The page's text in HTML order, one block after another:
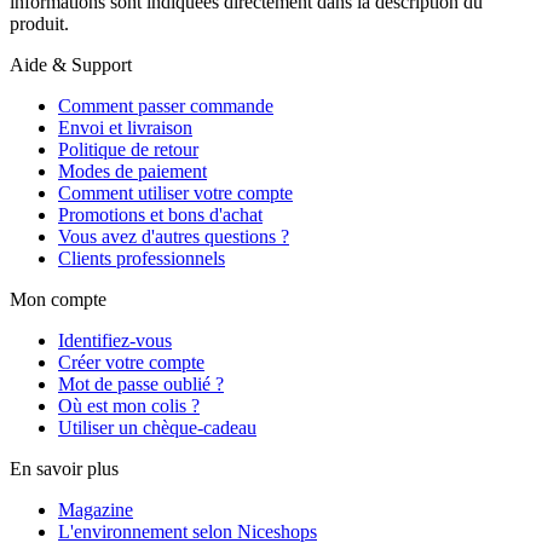
produit.
Aide & Support
Comment passer commande
Envoi et livraison
Politique de retour
Modes de paiement
Comment utiliser votre compte
Promotions et bons d'achat
Vous avez d'autres questions ?
Clients professionnels
Mon compte
Identifiez-vous
Créer votre compte
Mot de passe oublié ?
Où est mon colis ?
Utiliser un chèque-cadeau
En savoir plus
Magazine
L'environnement selon Niceshops